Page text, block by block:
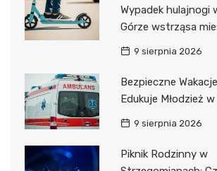
Wypadek hulajnogi
Górze wstrząsa
9 sierpnia 2026
Bezpieczne
Edukuje Młodzież
9 sierpnia 2026
Piknik Rodzinny w